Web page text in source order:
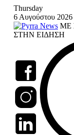
Skip
content
Thursday
6 Αυγούστου 2026
ΜΕ
ΣΤΗΝ ΕΙΔΗΣΗ